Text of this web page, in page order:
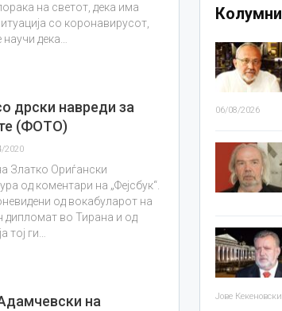
на светот, дека има
со коронавирусот,
дека…
дрски навреди за
(ФОТО)
2020
Златко Ориѓански
од коментари на „Фејсбук“.
од вокабуларот на
дипломат во Тирана и од
тој ги…
на
Колумни
06/08/2026
Јове Кекеновски